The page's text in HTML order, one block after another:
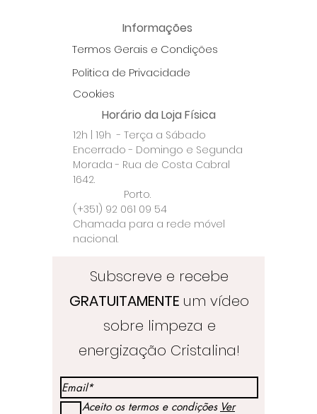
Informações
Termos Gerais e Condições
Politica de Privacidade
Cookies
Horário da Loja Física
12h | 19h - Terça a Sábado
Encerrado - Domingo e Segunda
Morada - Rua de Costa Cabral
1642.
Porto.
(+351) 92 061 09 54
Chamada para a rede móvel
nacional.
Subscreve e recebe
GRATUITAMENTE um vídeo
sobre limpeza e
energização Cristalina!
Aceito os termos e condições Ver